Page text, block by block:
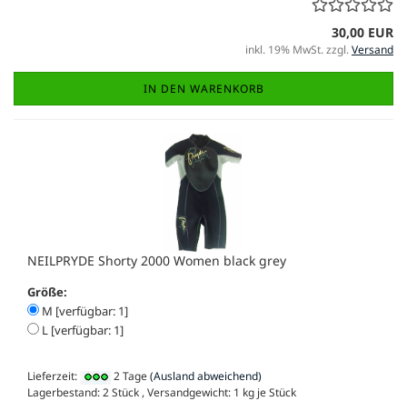
30,00 EUR
inkl. 19% MwSt. zzgl.Versand
IN DEN WARENKORB
NEILPRYDE Shorty 2000 Women black grey
Größe:
M [verfügbar: 1]
L [verfügbar: 1]
Lieferzeit: 2 Tage(Ausland abweichend)
Lagerbestand: 2 Stück , Versandgewicht: 1 kg je Stück